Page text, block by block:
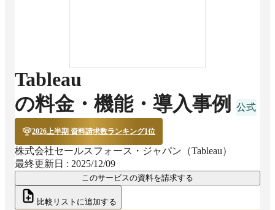
Tableau
の料金・機能・導入事例
2026上半期 資料請求数ランキング1位
株式会社セールスフォース・ジャパン（Tableau）
最終更新日 : 2025/12/09
このサービスの資料を請求する
比較リストに追加する